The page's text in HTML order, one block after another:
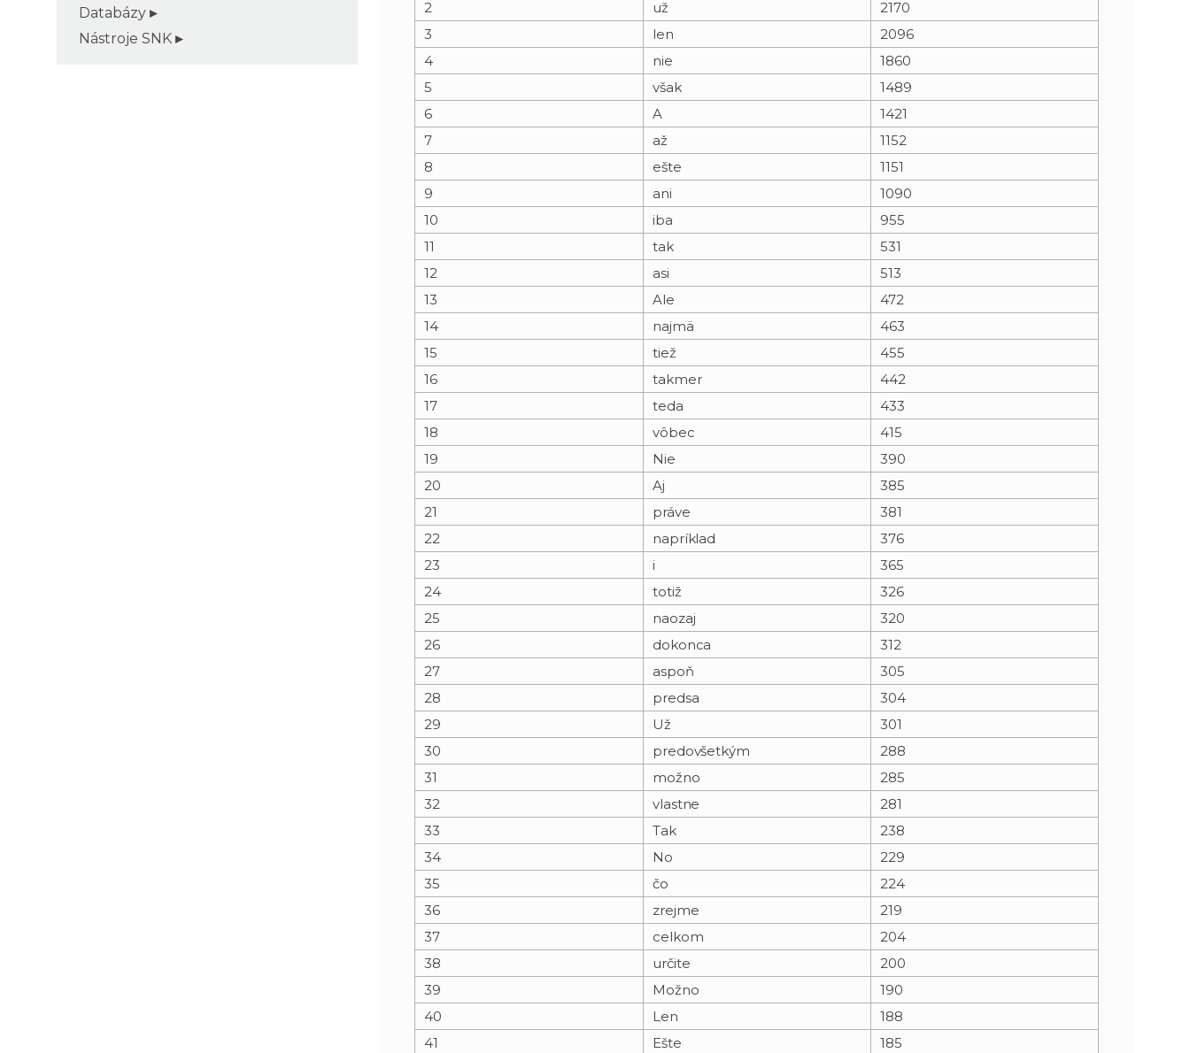
e
t
Databázy
Nástroje SNK
2
už
2170
3
len
2096
4
nie
1860
5
však
1489
6
A
1421
7
až
1152
8
ešte
1151
9
ani
1090
10
iba
955
11
tak
531
12
asi
513
13
Ale
472
14
najmä
463
15
tiež
455
16
takmer
442
17
teda
433
18
vôbec
415
19
Nie
390
20
Aj
385
21
práve
381
22
napríklad
376
23
i
365
24
totiž
326
25
naozaj
320
26
dokonca
312
27
aspoň
305
28
predsa
304
29
Už
301
30
predovšetkým
288
31
možno
285
32
vlastne
281
33
Tak
238
34
No
229
35
čo
224
36
zrejme
219
37
celkom
204
38
určite
200
39
Možno
190
40
Len
188
41
Ešte
185